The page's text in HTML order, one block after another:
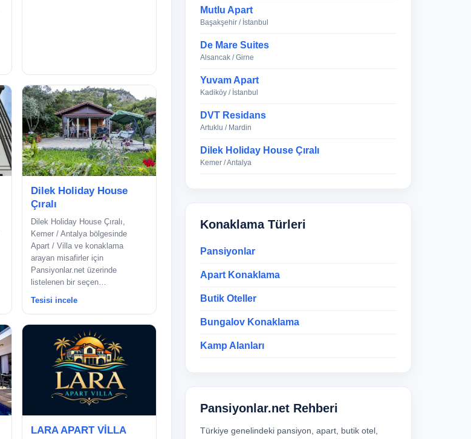
Dilek Holiday House
Çıralı
Dilek Holiday House Çıralı,
Kemer / Antalya bölgesinde
Apart / Villa ve konaklama
arayan misafirler için
Pansiyonlar.net üzerinde
listelenen bir seçen…
Tesisi incele
LARA APART VİLLA
Mutlu Apart
Başakşehir / İstanbul
De Mare Suites
Alsancak / Girne
Yuvam Apart
Kadiköy / İstanbul
DVT Residans
Artuklu / Mardin
Dilek Holiday House Çıralı
Kemer / Antalya
Konaklama Türleri
Pansiyonlar
Apart Konaklama
Butik Oteller
Bungalov Konaklama
Kamp Alanları
Pansiyonlar.net Rehberi
Türkiye genelindeki pansiyon, apart, butik otel,